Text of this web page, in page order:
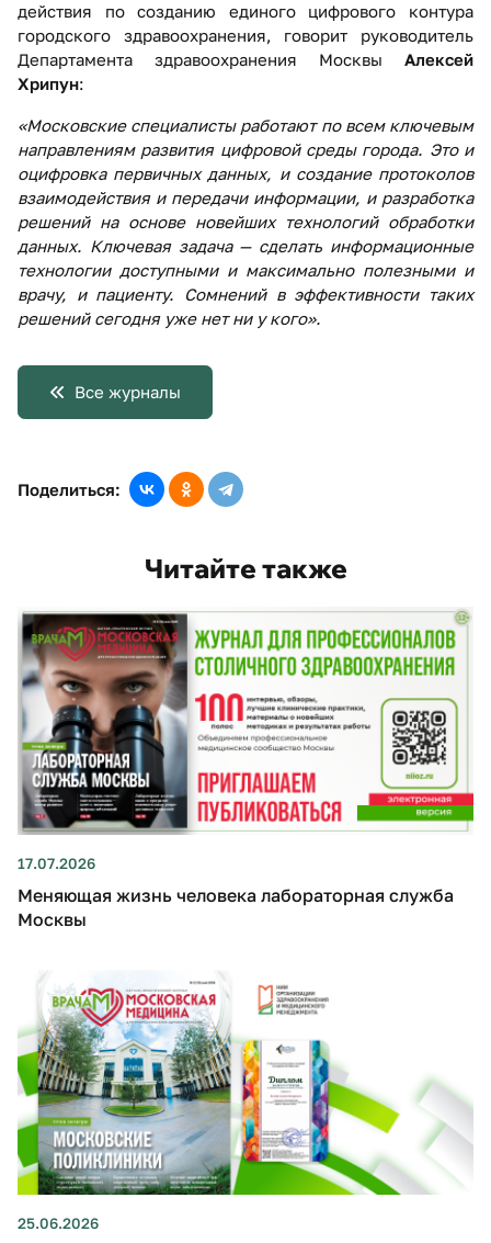
действия по созданию единого цифрового контура
городского здравоохранения, говорит руководитель
Департамента здравоохранения Москвы Алексей
Хрипун:
«Московские специалисты работают по всем ключевым
направлениям развития цифровой среды города. Это и
оцифровка первичных данных, и создание протоколов
взаимодействия и передачи информации, и разработка
решений на основе новейших технологий обработки
данных. Ключевая задача — сделать информационные
технологии доступными и максимально полезными и
врачу, и пациенту. Сомнений в эффективности таких
решений сегодня уже нет ни у кого».
Все журналы
Поделиться:
Читайте также
17.07.2026
Меняющая жизнь человека лабораторная служба
Москвы
25.06.2026